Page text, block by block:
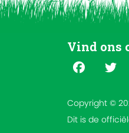
Vind ons
Copyright ©
Dit is de